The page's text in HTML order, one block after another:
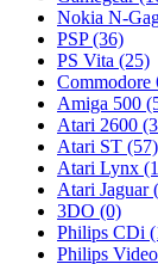
Nokia N-
PSP(36)
PS Vita (25)
Commodore
Amiga 500
Atari 2600
Atari ST (57)
Atari Lynx
Atari Jaguar
3DO (0)
Philips CDi
Philips